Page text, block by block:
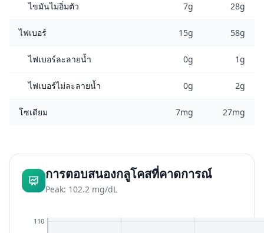
ไขมันไม่อิ่มตัว 7g 28g
ไฟเบอร์ 15g 58g
ไฟเบอร์ละลายน้ำ 0g 1g
ไฟเบอร์ไม่ละลายน้ำ 0g 2g
โซเดียม 7mg 27mg
การตอบสนองกลูโคสที่คาดการณ์
Peak: 102.2 mg/dL
110